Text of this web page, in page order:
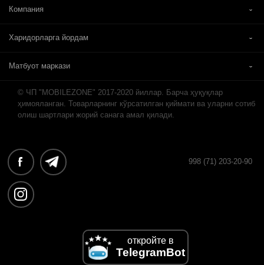
Компания
Харидорларга йордам
Матбуот маркази
© ЧП "MOBILEZONE" 2017-2020 йиллар. Барча ҳуқуқлар
ҳимояланган. Товарларнинг кўрсатилган қиймати ва уларни сотиб
олиш шартлари жорий санага амал қилади.
998 (71) 203-20-90
откройте в
TelegramBot